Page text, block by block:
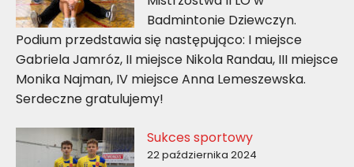
Badmintonie Dziewczyn.
Podium przedstawia się następująco: I miejsce
Gabriela Jamróz, II miejsce Nikola Randau, III miejsce
Monika Najman, IV miejsce Anna Lemeszewska.
Serdeczne gratulujemy!
Sukces sportowy
22 października 2024